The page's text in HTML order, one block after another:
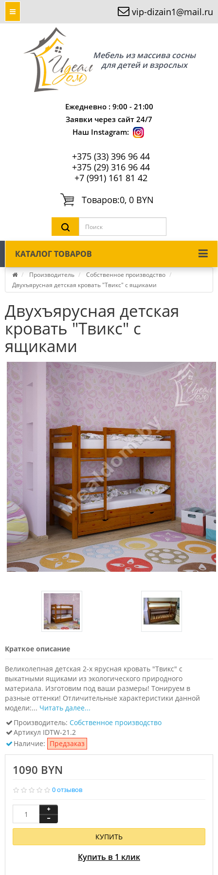
vip-dizain1@mail.ru
Мебель из массива сосны
для детей и взрослых
Ежедневно : 9:00 - 21:00
Заявки через сайт 24/7
Наш Instagram:
+375 (33) 396 96 44
+375 (29) 316 96 44
+7 (991) 161 81 42
Tоваров:0, 0 BYN
КАТАЛОГ ТОВАРОВ
Производитель
Собственное производство
Двухъярусная детская кровать "Твикс" с ящиками
Двухъярусная детская
кровать "Твикс" с
ящиками
Краткое описание
Великолепная детская 2-х ярусная кровать "Твикс" с
выкатными ящиками из экологического природного
материала. Изготовим под ваши размеры! Тонируем в
разные оттенки! Отличительные характеристики данной
модели:... Читать далее...
Производитель: Собственное производство
Артикул IDTW-21.2
Наличие: Предзаказ
1090 BYN
0 отзывов
КУПИТЬ
Купить в 1 клик